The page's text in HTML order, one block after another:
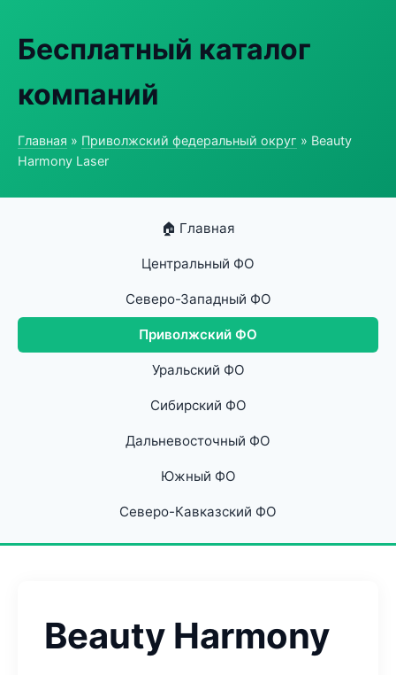
Бесплатный каталог
компаний
Главная » Приволжский федеральный округ » Beauty
Harmony Laser
🏠 Главная
Центральный ФО
Северо-Западный ФО
Приволжский ФО
Уральский ФО
Сибирский ФО
Дальневосточный ФО
Южный ФО
Северо-Кавказский ФО
Beauty Harmony